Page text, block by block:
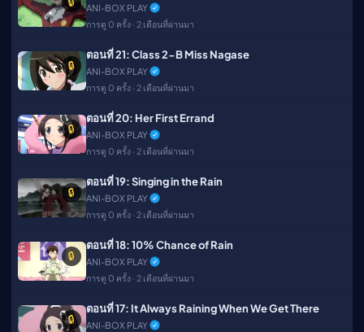
ANI-BOX PLAY
การดู 0 ครั้ง · 2 เดือนที่ผ่านมา
🔒
ตอนที่ 21: Class 2-B Miss Nagase
ANI-BOX PLAY
การดู 0 ครั้ง · 2 เดือนที่ผ่านมา
🔒
ตอนที่ 20: Her First Errand
ANI-BOX PLAY
การดู 0 ครั้ง · 2 เดือนที่ผ่านมา
🔒
ตอนที่ 19: Singing in the Rain
ANI-BOX PLAY
การดู 0 ครั้ง · 2 เดือนที่ผ่านมา
🔒
ตอนที่ 18: 10% Chance of Rain
ANI-BOX PLAY
การดู 0 ครั้ง · 2 เดือนที่ผ่านมา
🔒
ตอนที่ 17: It Always Raining When We Get There
ANI-BOX PLAY